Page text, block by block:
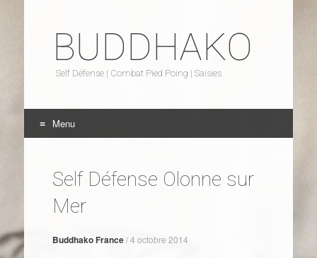
BUDDHAKO
Self Défense | Combat Pied Poing | Saisies
Menu
Self Défense Olonne sur
Mer
Buddhako France/4 octobre 2014